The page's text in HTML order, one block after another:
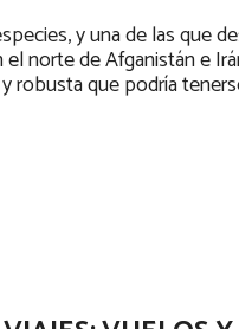
y una de las que
norte de Afganistán e
robusta que podría